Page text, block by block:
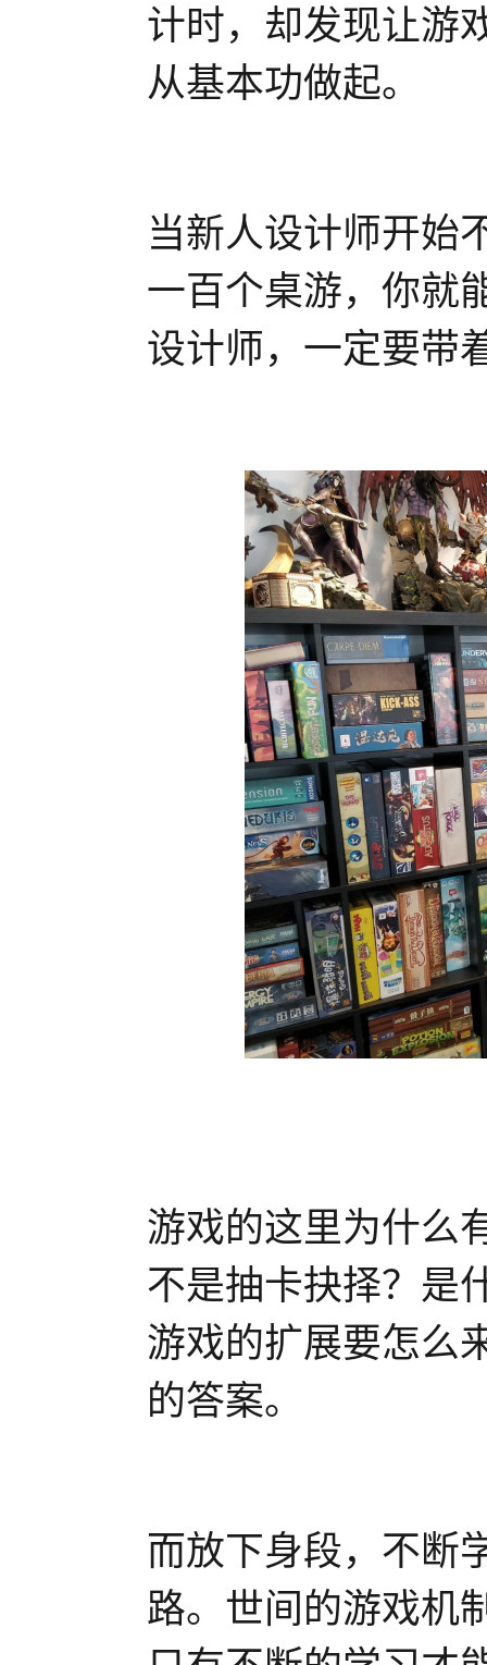
计时，却发现让游
从基本功做起。
当新人设计师开始
一百个桌游，你就
设计师，一定要带
游戏的这里为什么
不是抽卡抉择？是
游戏的扩展要怎么
的答案。
而放下身段，不断
路。世间的游戏机